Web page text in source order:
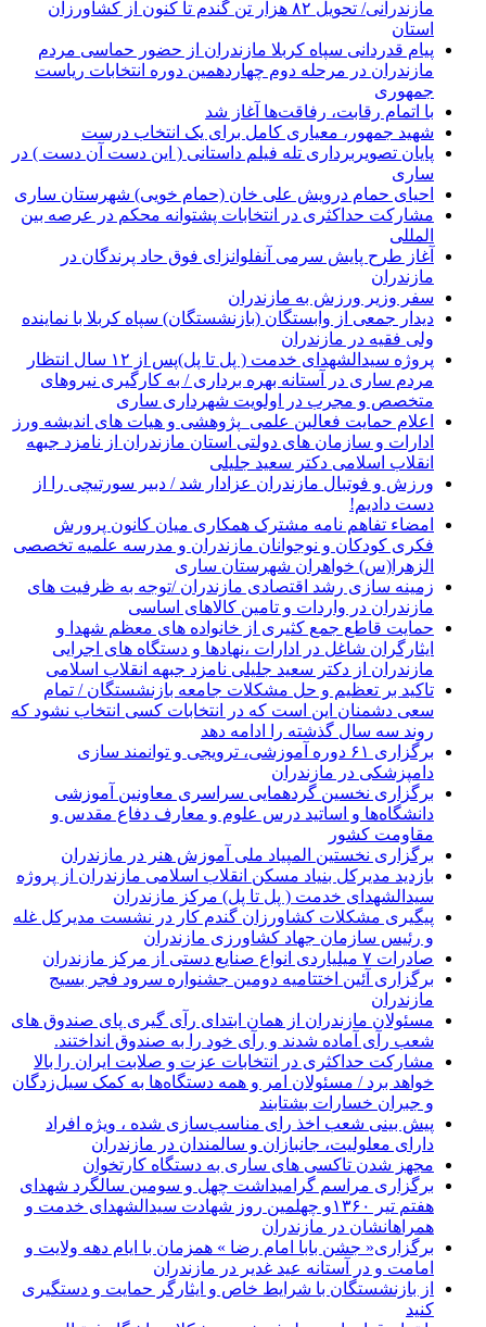
مازندرانی/ تحویل ۸۲ هزار تن گندم تا کنون از کشاورزان
استان
پیام قدردانی سپاه کربلا مازندران از حضور حماسی مردم
مازندران در مرحله دوم چهاردهمین دوره انتخابات ریاست
جمهوری
با اتمام رقابت، رفاقت‌ها آغاز شد
شهید جمهور، معیاری کامل برای یک انتخاب درست
پایان تصویربرداری تله فیلم داستانی ( این دست آن دست ) در
ساری
احیای حمام درویش علی خان (حمام خویی) شهرستان ساری
مشارکت حداکثری در انتخابات پشتوانه محکم در عرصه بین
المللی
آغاز طرح پایش سرمی آنفلوانزای فوق حاد پرندگان در
مازندران
سفر وزیر ورزش به مازندران
دیدار جمعی از وابستگان (بازنشستگان) سپاه کربلا با نماینده
ولی فقیه در مازندران
پروژه سیدالشهدای خدمت ( پل تا پل)پس از ۱۲ سال انتظار
مردم ساری در آستانه بهره برداری / به کارگیری نیروهای
متخصص و مجرب در اولویت شهرداری ساری
اعلام حمایت فعالین علمی_پژوهشی و هیات های اندیشه ورز
ادارات و سازمان های دولتی استان مازندران از نامزد جبهه
انقلاب اسلامی دکتر سعید جلیلی
ورزش و فوتبال مازندران عزادار شد / دبیر سورتیچی را از
دست دادیم!
امضاء تفاهم نامه مشترک همکاری میان کانون پرورش
فکری کودکان و نوجوانان مازندران و مدرسه علمیه تخصصی
الزهرا(س) خواهران شهرستان ساری
زمینه سازی رشد اقتصادی مازندران /توجه به ظرفیت های
مازندران در واردات و تامین کالاهای اساسی
حمایت قاطع جمع کثیری از خانواده های معظم شهدا و
ایثارگران شاغل در ادارات ،نهادها و دستگاه های اجرایی
مازندران از دکتر سعید جلیلی نامزد جبهه انقلاب اسلامی
تاکید بر تعظیم و حل مشکلات جامعه بازنشستگان / تمام
سعی دشمنان این است که در انتخابات کسی انتخاب نشود که
روند سه سال گذشته را ادامه دهد
برگزاری ۶۱ دوره آموزشی، ترویجی و توانمند سازی
دامپزشکی در مازندران
برگزاری نخسین گردهمایی سراسری معاونین آموزشی
دانشگاه‌ها و اساتید درس علوم و معارف دفاع مقدس و
مقاومت کشور
برگزاری نخستین المپیاد ملی آموزش هنر در مازندران
بازدید مدیرکل بنیاد مسکن انقلاب اسلامی مازندران از پروژه
سیدالشهدای خدمت ( پل تا پل) مرکز مازندران
پیگیری مشکلات کشاورزان گندم کار در نشست مدیرکل غله
و رئیس سازمان جهاد کشاورزی مازندران
صادرات ۷ میلیاردی انواع صنایع دستی از مرکز مازندران
برگزاری آئین اختتامیه دومین جشنواره سرود فجر بسیج
مازندران
مسئولان مازندران از همان ابتدای رآی گیری پای صندوق های
شعب رآی آماده شدند و رآی خود را به صندوق انداختند.
مشارکت حداکثری در انتخابات عزت و صلابت ایران را بالا
خواهد برد / مسئولان امر و همه دستگاه‌ها به کمک سیل‌زدگان
و جبران خسارات بشتابند
پیش بینی شعب اخذ رای مناسب‌سازی شده ، ویژه افراد
دارای معلولیت، جانبازان و سالمندان در مازندران
مجهز شدن تاکسی های ساری به دستگاه کارتخوان
برگزاری مراسم گرامیداشت چهل و سومین سالگرد شهدای
هفتم تیر ۱۳۶۰و چهلمین روز شهادت سیدالشهدای خدمت و
همراهانشان در مازندران
برگزاری« جشن بابا امام رضا » همزمان با ایام دهه ولایت و
امامت و در آستانه عید غدیر در مازندران
از بازنشستگان با شرایط خاص و ایثارگر حمایت و دستگیری
کنید